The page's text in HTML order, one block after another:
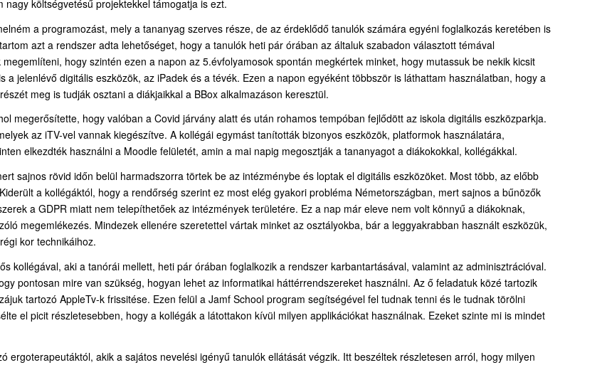
költségvetésű projektekkel támogatja is ezt.
a programozást, mely a tananyag szerves része, de az érdeklődő tanulók számára egyéni foglalkozás keretében is
azt a rendszer adta lehetőséget, hogy a tanulók heti pár órában az általuk szabadon választott témával
hogy szintén ezen a napon az 5.évfolyamosok spontán megkértek minket, hogy mutassuk be nekik kicsit
jelenlévő digitális eszközök, az iPadek és a tévék. Ezen a napon egyéként többször is láthattam használatban, hogy a
meg is tudják osztani a diákjaikkal a BBox alkalmazáson keresztül.
megerősítette, hogy valóban a Covid járvány alatt és után rohamos tempóban fejlődött az iskola digitális eszközparkja.
az iTV-vel vannak kiegészítve. A kollégái egymást tanították bizonyos eszközök, platformok használatára,
elkezdték használni a Moodle felületét, amin a mai napig megosztják a tananyagot a diákokokkal, kollégákkal.
sajnos rövid időn belül harmadszorra törtek be az intézménybe és loptak el digitális eszközöket. Most több, az előbb
a kollégáktól, hogy a rendőrség szerint ez most elég gyakori probléma Németországban, mert sajnos a bűnözők
a GDPR miatt nem telepíthetőek az intézmények területére. Ez a nap már eleve nem volt könnyű a diákoknak,
megemlékezés. Mindezek ellenére szeretettel vártak minket az osztályokba, bár a leggyakrabban használt eszközük,
kor technikáihoz.
kollégával, aki a tanórái mellett, heti pár órában foglalkozik a rendszer karbantartásával, valamint az adminisztrációval.
pontosan mire van szükség, hogyan lehet az informatikai háttérrendszereket használni. Az ő feladatuk közé tartozik
tartozó AppleTv-k frissitése. Ezen felül a Jamf School program segítségével fel tudnak tenni és le tudnak törölni
el picit részletesebben, hogy a kollégák a látottakon kívül milyen applikációkat használnak. Ezeket szinte mi is mindet
akik a sajátos nevelési igényű tanulók ellátását végzik. Itt beszéltek részletesen arról, hogy milyen